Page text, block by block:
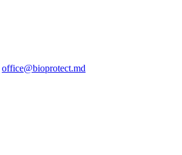
office@bioprotect.md